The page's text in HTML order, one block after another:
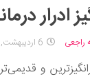
ادرار
راجعی 6 اردیبهشت, 1404
و